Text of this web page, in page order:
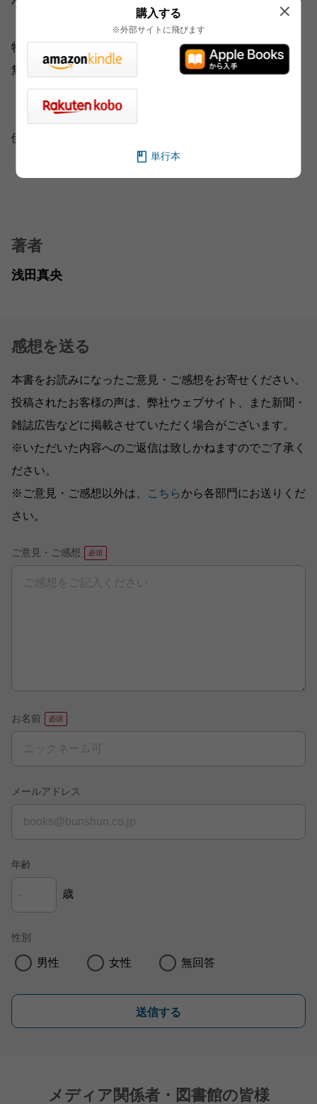
特別対談
無良崇人×浅田真央
「サンクスツアーの思い出」
伊藤みどり×浅田真央
「トリプルアクセルのバトンを次に」
著者
浅田真央
感想を送る
本書をお読みになったご意見・ご感想をお寄せください。
投稿されたお客様の声は、弊社ウェブサイト、また新聞・
雑誌広告などに掲載させていただく場合がございます。
※いただいた内容へのご返信は致しかねますのでご了承く
ださい。
※ご意見・ご感想以外は、
こちらから各部門にお送りくだ
さい。
ご意見・ご感想
お名前
メールアドレス
年齢
歳
性別
男性 女性 無回答
送信する
メディア関係者・図書館の皆様
購入する
※外部サイトに飛びます
単行本